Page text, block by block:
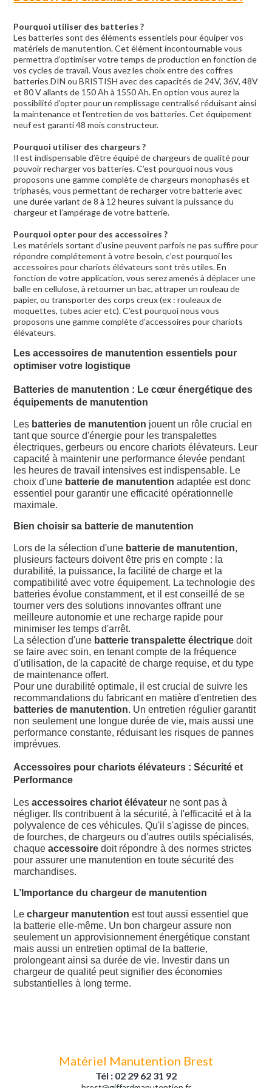
Pourquoi utiliser des batteries ?
Les batteries sont des éléments essentiels pour équiper vos
matériels de manutention. Cet élément incontournable vous
permettra d’optimiser votre temps de production en fonction de
vos cycles de travail. Vous avez les choix entre des coffres
batteries DIN ou BRISTISH avec des capacités de 24V, 36V, 48V
et 80 V allants de 150 Ah à 1550 Ah. En option vous aurez la
possibilité d’opter pour un remplissage centralisé réduisant ainsi
la maintenance et l’entretien de vos batteries. Cet équipement
neuf est garanti 48 mois constructeur.
Pourquoi utiliser des chargeurs ?
Il est indispensable d’être équipé de chargeurs de qualité pour
pouvoir recharger vos batteries. C’est pourquoi nous vous
proposons une gamme complète de chargeurs monophasés et
triphasés, vous permettant de recharger votre batterie avec
une durée variant de 8 à 12 heures suivant la puissance du
chargeur et l’ampérage de votre batterie.
Pourquoi opter pour des accessoires ?
Les matériels sortant d’usine peuvent parfois ne pas suffire pour
répondre complétement à votre besoin, c’est pourquoi les
accessoires pour chariots élévateurs sont très utiles. En
fonction de votre application, vous serez amenés à déplacer une
balle en cellulose, à retourner un bac, attraper un rouleau de
papier, ou transporter des corps creux (ex : rouleaux de
moquettes, tubes acier etc). C’est pourquoi nous vous
proposons une gamme complète d’accessoires pour chariots
élévateurs.
Les accessoires de manutention essentiels pour
optimiser votre logistique
Batteries de manutention : Le cœur énergétique des
équipements de manutention
Les batteries de manutention jouent un rôle crucial en
tant que source d'énergie pour les transpalettes
électriques, gerbeurs ou encore chariots élévateurs. Leur
capacité à maintenir une performance élevée pendant
les heures de travail intensives est indispensable. Le
choix d'une batterie de manutention adaptée est donc
essentiel pour garantir une efficacité opérationnelle
maximale.
Bien choisir sa batterie de manutention
Lors de la sélection d'une batterie de manutention,
plusieurs facteurs doivent être pris en compte : la
durabilité, la puissance, la facilité de charge et la
compatibilité avec votre équipement. La technologie des
batteries évolue constamment, et il est conseillé de se
tourner vers des solutions innovantes offrant une
meilleure autonomie et une recharge rapide pour
minimiser les temps d'arrêt.
La sélection d'une batterie transpalette électrique doit
se faire avec soin, en tenant compte de la fréquence
d'utilisation, de la capacité de charge requise, et du type
de maintenance offert.
Pour une durabilité optimale, il est crucial de suivre les
recommandations du fabricant en matière d'entretien des
batteries de manutention. Un entretien régulier garantit
non seulement une longue durée de vie, mais aussi une
performance constante, réduisant les risques de pannes
imprévues.
Accessoires pour chariots élévateurs : Sécurité et
Performance
Lesaccessoires chariot élévateur ne sont pas à
négliger. Ils contribuent à la sécurité, à l'efficacité et à la
polyvalence de ces véhicules. Qu'il s'agisse de pinces,
de fourches, de chargeurs ou d'autres outils spécialisés,
chaqueaccessoire doit répondre à des normes strictes
pour assurer une manutention en toute sécurité des
marchandises.
L’Importance du chargeur de manutention
Lechargeur manutention est tout aussi essentiel que
la batterie elle-même. Un bon chargeur assure non
seulement un approvisionnement énergétique constant
mais aussi un entretien optimal de la batterie,
prolongeant ainsi sa durée de vie. Investir dans un
chargeur de qualité peut signifier des économies
substantielles à long terme.
Matériel Manutention Brest
Tél : 02 29 62 31 92